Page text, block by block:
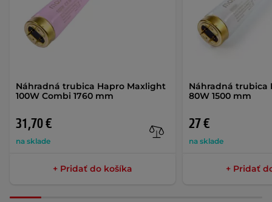
Náhradná trubica Hapro Maxlight
100W Combi 1760 mm
31,70 €
na sklade
+ Pridať do košíka
Náhradná trubica
80W 1500 mm
27 €
na sklade
+ Pridať